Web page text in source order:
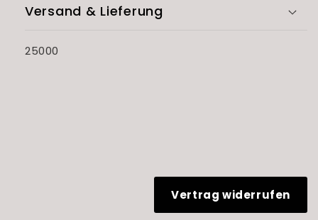
Versand & Lieferung
SKU:
25000
Vertrag widerrufen